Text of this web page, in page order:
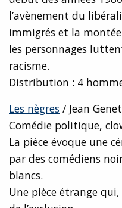
l’avènement du
immigrés et la
les personnages
racisme.
Distribution : 4
Les nègres / Jean
Comédie politique,
La pièce évoque une
par des comédiens
blancs.
Une pièce étrange